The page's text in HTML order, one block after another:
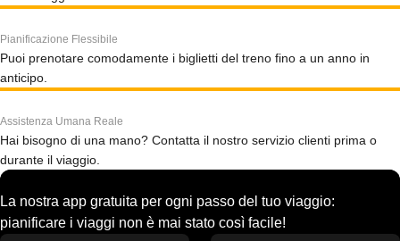
Pianificazione Flessibile
Puoi prenotare comodamente i biglietti del treno fino a un anno in
anticipo.
Assistenza Umana Reale
Hai bisogno di una mano? Contatta il nostro servizio clienti prima o
durante il viaggio.
La nostra app gratuita per ogni passo del tuo viaggio:
pianificare i viaggi non è mai stato così facile!